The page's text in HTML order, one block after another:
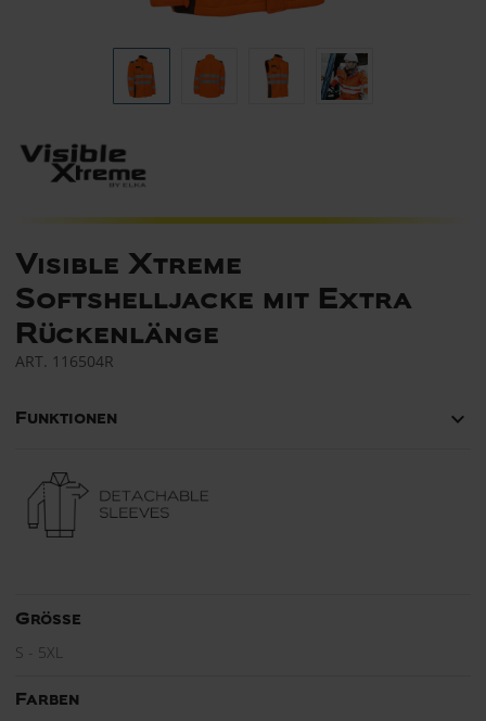
Visible Xtreme
Softshelljacke mit Extra
Rückenlänge
ART. 116504R
Funktionen keyboard_arrow_down
Grösse
S - 5XL
Farben